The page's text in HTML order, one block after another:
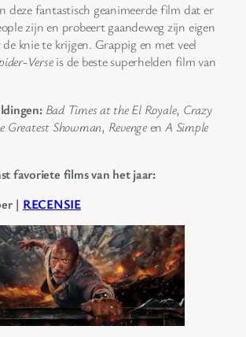
deze fantastisch geanimeerde film dat er
zijn en probeert gaandeweg zijn eigen
knie te krijgen. Grappig en met veel
Verseis de beste superhelden film van
Bad Times at the El Royale, Crazy
Greatest Showman, RevengeenA Simple
favoriete films van het jaar:
| RECENSIE